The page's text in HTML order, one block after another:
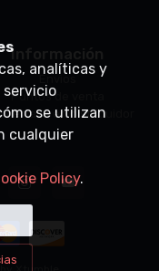
Información
Puntos de venta
en distribuidor
analíticas y
servicio
se utilizan
cualquier
Policy.